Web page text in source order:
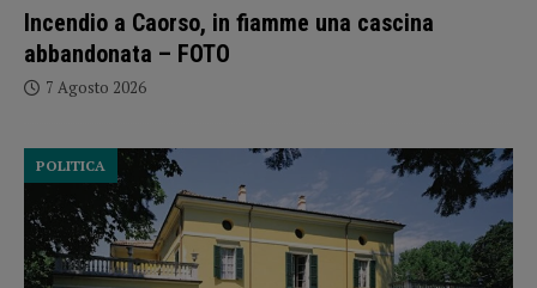
Incendio a Caorso, in fiamme una cascina
abbandonata – FOTO
7 Agosto 2026
POLITICA